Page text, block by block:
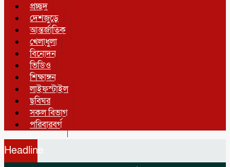
প্রচ্ছদ
দেশজুড়ে
আন্তর্জাতিক
খেলাধুলা
বিনোদন
ভিডিও
শিক্ষাঙ্গন
লাইফস্টাইল
ছবিঘর
সকল বিভাগ
পরিবারবর্গ
Headline